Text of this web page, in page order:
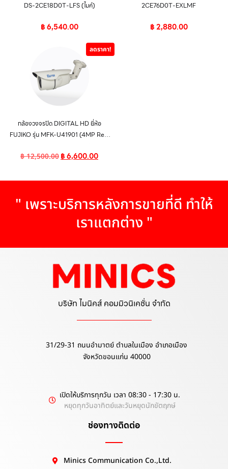
DS-2CE18D0T-LFS (ไมค์)
฿6,540.00
2CE76D0T-EXLMF
฿2,880.00
ลดราคา!
กล้องวงจรปิด DIGITAL HD ยี่ห้อ
FUJIKO รุ่น MFK-U41901 (4MP Real
฿12,500.00฿6,600.00
" เพราะบริการหลังการขายที่ดี ทำให้
เราแตกต่าง "
บริษัท ไมนิคส์ คอมมิวนิเคชั่น จำกัด
31/29-31 ถนนอำมาตย์ ตำบลในเมือง อำเภอเมือง
จังหวัดขอนแก่น 40000
เปิดให้บริการทุกวัน เวลา 08:30 - 17:30 น.
หยุดทุกวันอาทิตย์และวันหยุดนักขัตฤกษ์
ช่องทางติดต่อ
Minics Communication Co.,Ltd.